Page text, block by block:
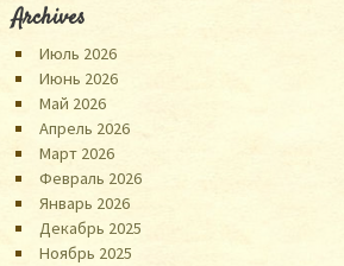
Archives
Июль 2026
Июнь 2026
Май 2026
Апрель 2026
Март 2026
Февраль 2026
Январь 2026
Декабрь 2025
Ноябрь 2025